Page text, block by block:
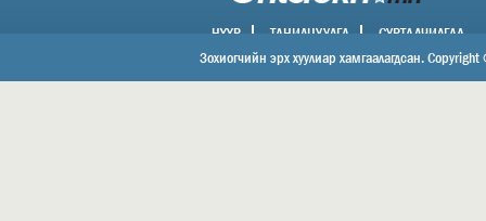
НҮҮР ТАНИЛЦУУЛГА СУРТАЛЧИЛГАА
ХОЛБОО БАРИХ
Зохиогчийн эрх хуулиар хамгаалагдсан.